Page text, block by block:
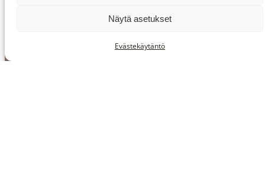
Näytä asetukset
Evästekäytäntö